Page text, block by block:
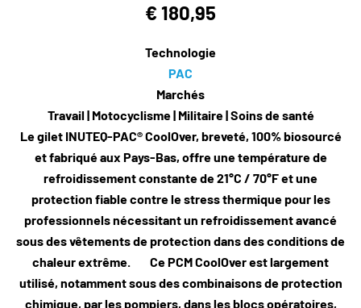
gestion de l'environnement, dans le cadre d'une évolution
neutralisant efficacement l'une des limitations de
performance les plus courantes &ndash ; le stress
thermique &ndash ; Respire® ; permet aux combattants
de fonctionner au plus près de leur potentiel, quelles que
soient les conditions environnementales.
Alors que les opérations militaires continuent d'exiger des
performances de pointe dans des environnements de
plus en plus divers et difficiles, des technologies telles
que Respire® ; deviendront des composants standard du
kit de combat. Les unités équipées de ces systèmes
avancés de gestion de l'environnement personnel
€ 180,95
Technologie
PAC
Marchés
Travail | Motocyclisme | Militaire | Soins de santé
Le gilet INUTEQ-PAC® CoolOver, breveté, 100% biosourcé
et fabriqué aux Pays-Bas, offre une température de
refroidissement constante de 21°C / 70°F et une
protection fiable contre le stress thermique pour les
professionnels nécessitant un refroidissement avancé
sous des vêtements de protection dans des conditions de
chaleur extrême. Ce PCM CoolOver est largement
utilisé, notamment sous des combinaisons de protection
chimique, par les pompiers, dans les blocs opératoires,